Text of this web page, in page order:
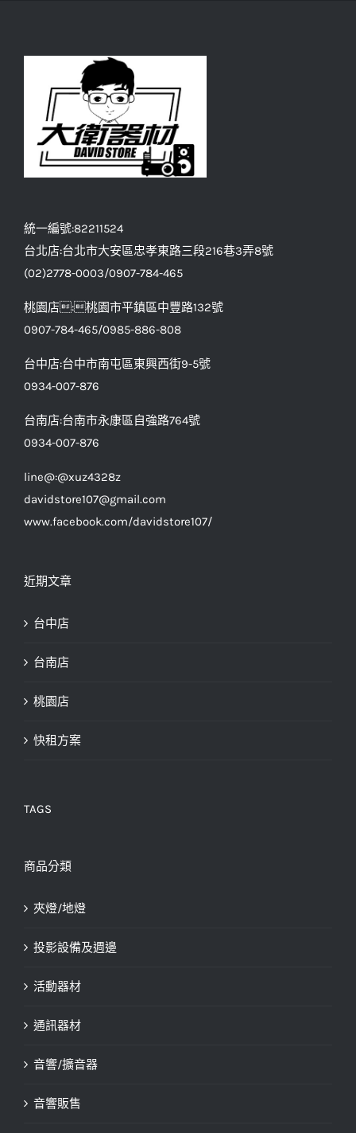
統一編號:82211524
台北店:台北市大安區忠孝東路三段216巷3弄8號
(02)2778-0003/0907-784-465
桃園店:桃園市平鎮區中豐路132號
0907-784-465/0985-886-808
台中店:台中市南屯區東興西街9-5號
0934-007-876
台南店:台南市永康區自強路764號
0934-007-876
line@:@xuz4328z
davidstore107@gmail.com
www.facebook.com/davidstore107/
近期文章
台中店
台南店
桃園店
快租方案
TAGS
商品分類
夾燈/地燈
投影設備及週邊
活動器材
通訊器材
音響/擴音器
音響販售